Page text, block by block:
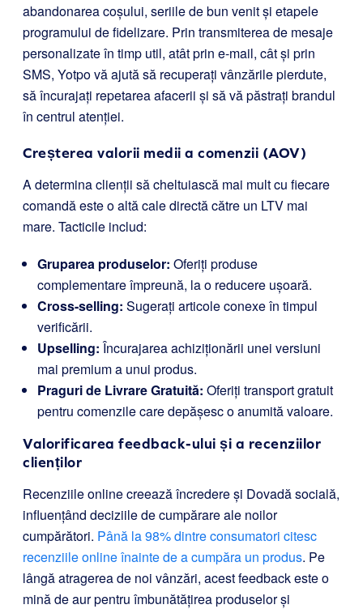
abandonarea coșului, seriile de bun venit și etapele
programului de fidelizare. Prin transmiterea de mesaje
personalizate în timp util, atât prin e-mail, cât și prin
SMS, Yotpo vă ajută să recuperați vânzările pierdute,
să încurajați repetarea afacerii și să vă păstrați brandul
în centrul atenției.
Creșterea valorii medii a comenzii (AOV)
A determina clienții să cheltuiască mai mult cu fiecare
comandă este o altă cale directă către un LTV mai
mare. Tacticile includ:
Gruparea produselor: Oferiți produse
complementare împreună, la o reducere ușoară.
Cross-selling: Sugerați articole conexe în timpul
verificării.
Upselling: Încurajarea achiziționării unei versiuni
mai premium a unui produs.
Praguri de Livrare Gratuită: Oferiți transport gratuit
pentru comenzile care depășesc o anumită valoare.
Valorificarea feedback-ului și a recenziilor
clienților
Recenziile online creează încredere și Dovadă socială,
influențând deciziile de cumpărare ale noilor
cumpărători. Până la 98% dintre consumatori citesc
recenziile online înainte de a cumpăra un produs. Pe
lângă atragerea de noi vânzări, acest feedback este o
mină de aur pentru îmbunătățirea produselor și